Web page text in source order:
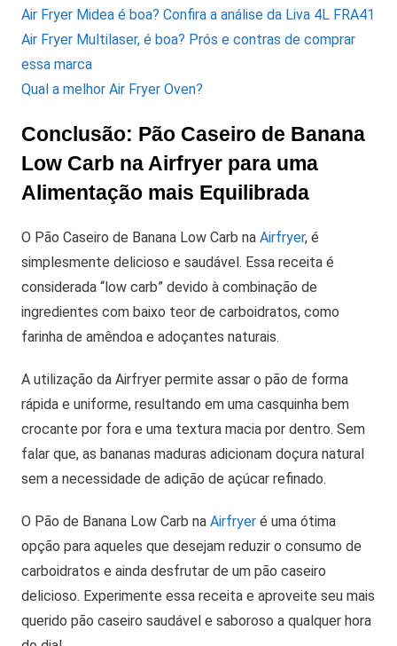
Air Fryer Midea é boa? Confira a análise da Liva 4L FRA41
Air Fryer Multilaser, é boa? Prós e contras de comprar
essa marca
Qual a melhor Air Fryer Oven?
Conclusão: Pão Caseiro de Banana
Low Carb na Airfryer para uma
Alimentação mais Equilibrada
O Pão Caseiro de Banana Low Carb na Airfryer, é
simplesmente delicioso e saudável. Essa receita é
considerada “low carb” devido à combinação de
ingredientes com baixo teor de carboidratos, como
farinha de amêndoa e adoçantes naturais.
A utilização da Airfryer permite assar o pão de forma
rápida e uniforme, resultando em uma casquinha bem
crocante por fora e uma textura macia por dentro. Sem
falar que, as bananas maduras adicionam doçura natural
sem a necessidade de adição de açúcar refinado.
O Pão de Banana Low Carb na Airfryer é uma ótima
opção para aqueles que desejam reduzir o consumo de
carboidratos e ainda desfrutar de um pão caseiro
delicioso. Experimente essa receita e aproveite seu mais
querido pão caseiro saudável e saboroso a qualquer hora